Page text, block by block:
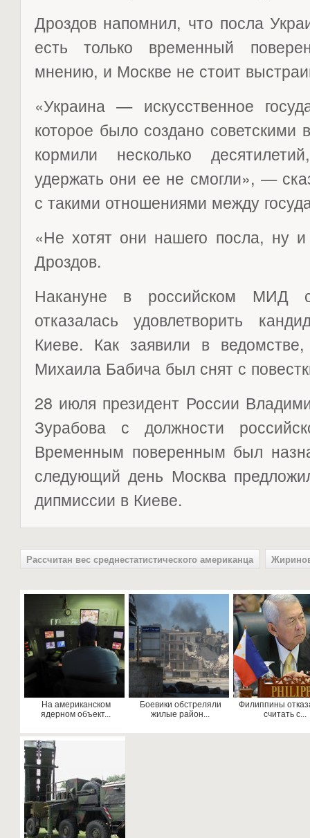
Дроздов напомнил, что посла
есть только временный
мнению, и Москве не стоит
«Украина — искусственное
которое было создано
кормили несколько
удержать они ее не смогли», —
с такими отношениями между
«Не хотят они нашего посла, ну
Дроздов.
Накануне в российском МИД
отказалась удовлетворить
Киеве. Как заявили в
Михаила Бабича был снят с
28 июля президент России
Зурабова с должности
Временным поверенным был
следующий день Москва
дипмиссии в Киеве.
Рассчитан вес среднестатистического американца
На американском
ядерном объект...
Боевики обстреляли
жилые район...
Филиппины
считать с...